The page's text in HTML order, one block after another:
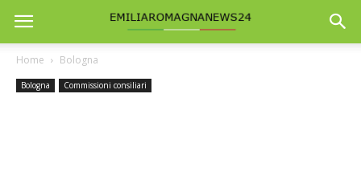
Home Bologna
Bologna Commissioni consiliari